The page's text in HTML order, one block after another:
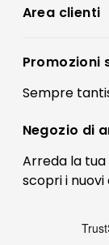
Condizioni di
Preferenze
Termini e
Contatti
FAQ
Pagamenti
Area clienti
Registrati
Il mio
Promozioni
Sempre
Negozio di
Arreda la tua
scopri i nuovi